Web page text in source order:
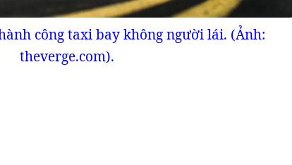
công taxi bay không người lái. (Ảnh:
theverge.com).